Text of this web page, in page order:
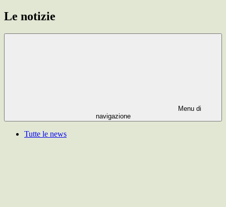
Le notizie
Menu di
navigazione
Tutte le news